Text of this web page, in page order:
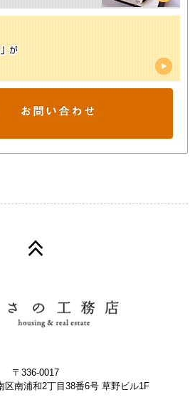
〒336-0017
区南浦和2丁目38番6号 草野ビル1F